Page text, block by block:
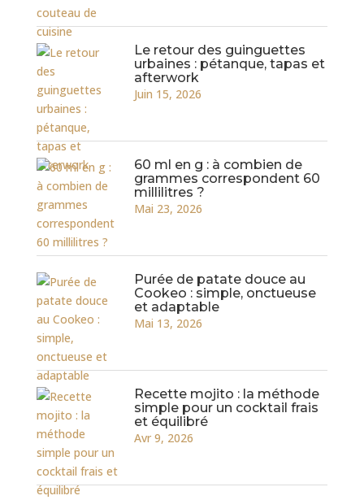
Le retour des guinguettes
urbaines : pétanque, tapas et
afterwork
Juin 15, 2026
60 ml en g : à combien de
grammes correspondent 60
millilitres ?
Mai 23, 2026
Purée de patate douce au
Cookeo : simple, onctueuse
et adaptable
Mai 13, 2026
Recette mojito : la méthode
simple pour un cocktail frais
et équilibré
Avr 9, 2026